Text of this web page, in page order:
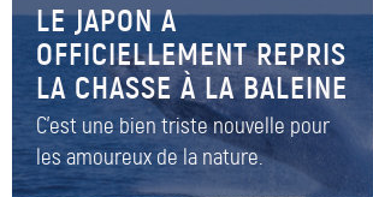
LE JAPON A
OFFICIELLEMENT REPRIS
LA CHASSE À LA BALEINE
C'est une bien triste nouvelle pour
les amoureux de la nature.